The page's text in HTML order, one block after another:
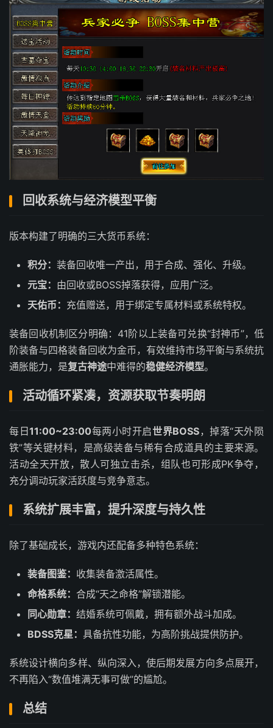
回收系统与经济模型平衡
版本构建了明确的三大货币系统：
积分： 装备回收唯一产出，用于合成、强化、升级。
元宝： 由回收或BOSS掉落获得，应用广泛。
天佑币： 充值赠送，用于绑定专属材料或系统特权。
装备回收机制区分明确：41阶以上装备可兑换“封神币”，低
阶装备与四格装备回收为金币，有效维持市场平衡与系统抗
通胀能力，是复古神途中难得的稳健经济模型。
活动循环紧凑，资源获取节奏明朗
每日11:00~23:00每两小时开启世界BOSS，掉落“天外陨
铁”等关键材料，是高级装备与稀有合成道具的主要来源。
活动全天开放，散人可独立击杀，组队也可形成PK争夺，
充分调动玩家活跃度与竞争意志。
系统扩展丰富，提升深度与持久性
除了基础成长，游戏内还配备多种特色系统：
装备图鉴： 收集装备激活属性。
命格系统： 合成“天之命格”解锁潜能。
同心勋章： 结婚系统可佩戴，拥有额外战斗加成。
BDSS克星： 具备抗性功能，为高阶挑战提供防护。
系统设计横向多样、纵向深入，使后期发展方向多点展开，
不再陷入“数值堆满无事可做”的尴尬。
总结